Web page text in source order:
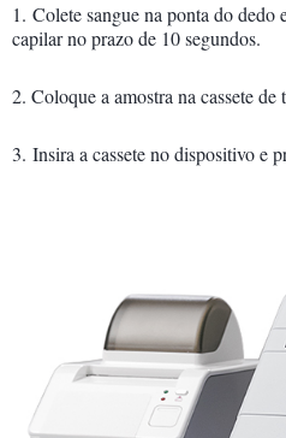
1. Colete sangue na ponta do dedo
capilar no prazo de 10 segundos.
2. Coloque a amostra na cassete de
3. Insira a cassete no dispositivo e